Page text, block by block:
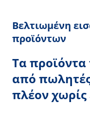
Βελτιωμένη
προϊόντων
Τα προϊόντα
από
πλέον